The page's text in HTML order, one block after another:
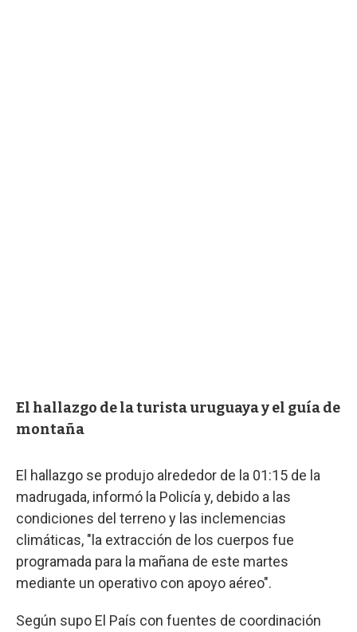
El hallazgo de la turista uruguaya y el guía de
montaña
El hallazgo se produjo alrededor de la 01:15 de la
madrugada, informó la Policía y, debido a las
condiciones del terreno y las inclemencias
climáticas, "la extracción de los cuerpos fue
programada para la mañana de este martes
mediante un operativo con apoyo aéreo".
Según supo El País con fuentes de coordinación